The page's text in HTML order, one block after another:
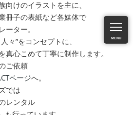
MENU
向けのイラストを主に、
冊子の表紙など各媒体で
ーター。
々”をコンセプトに、
真心こめて丁寧に制作します。
ご依頼
ページへ。
では
レンタル